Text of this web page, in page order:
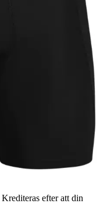
Krediteras efter att din